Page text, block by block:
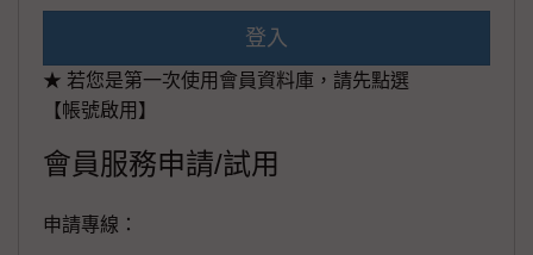
登入
★ 若您是第一次使用會員資料庫，請先點選
【帳號啟用】
會員服務申請/試用
申請專線：